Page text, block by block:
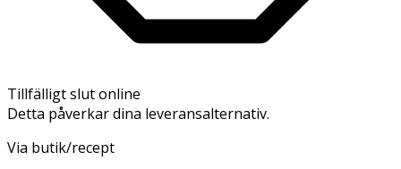
Tillfälligt slut online
Detta påverkar dina leveransalternativ.
Via butik/recept